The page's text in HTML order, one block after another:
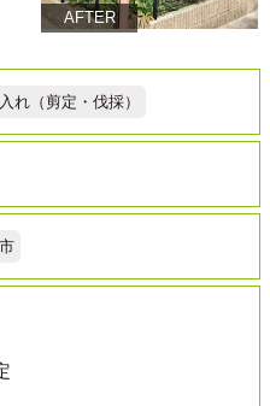
AFTER
れ（剪定・伐採）